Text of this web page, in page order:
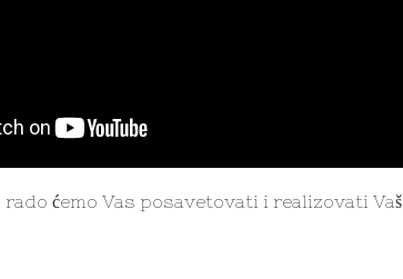
rado ćemo Vas posavetovati i realizovati Vaš